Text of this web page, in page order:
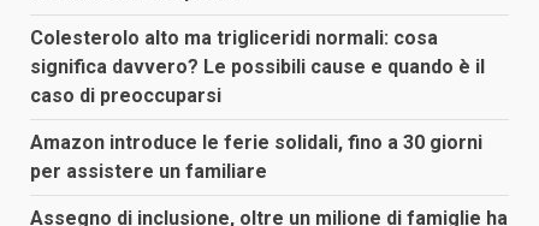
Colesterolo alto ma trigliceridi normali: cosa
significa davvero? Le possibili cause e quando è il
caso di preoccuparsi
Amazon introduce le ferie solidali, fino a 30 giorni
per assistere un familiare
Assegno di inclusione, oltre un milione di famiglie ha